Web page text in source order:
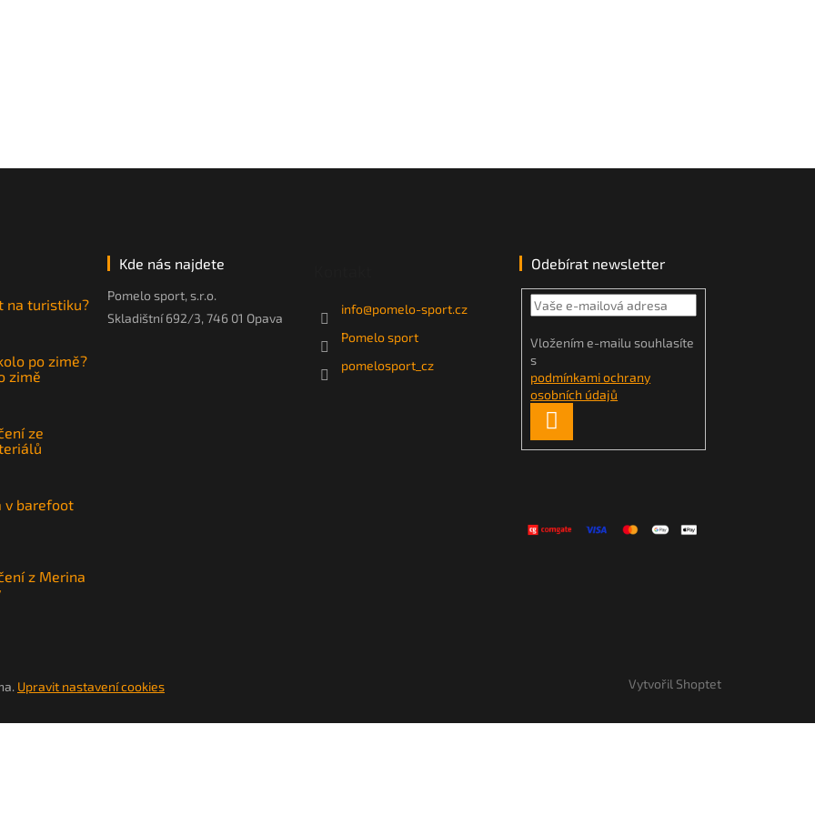
na turistiku?
po zimě?
zimě
ze
v barefoot
z Merina
Kde nás najdete
Pomelo sport, s.r.o.
Skladištní 692/3, 746 01 Opava
info@pomelo-sport.cz
Pomelo sport
pomelosport_cz
Odebírat newsletter
Vložením e-mailu souhlasíte
s
podmínkami ochrany
osobních údajů
SE
Vytvořil Shoptet
Upravit nastavení cookies